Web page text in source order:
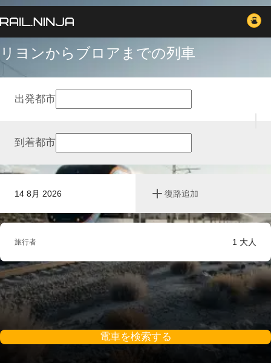
リヨンからブロアまでの列車
14 8月 2026 復路追加
出発都市
到着都市
旅行者 1 大人
電車を検索する